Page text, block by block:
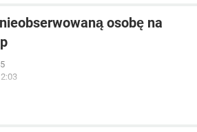
osobę na